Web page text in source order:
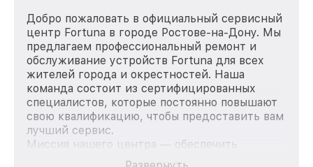
Добро пожаловать в официальный сервисный
центр Fortuna в городе Ростове-на-Дону. Мы
предлагаем профессиональный ремонт и
обслуживание устройств Fortuna для всех
жителей города и окрестностей. Наша
команда состоит из сертифицированных
специалистов, которые постоянно повышают
свою квалификацию, чтобы предоставить вам
лучший сервис.
Миссия нашего центра — обеспечить
качественный и доступный ремонт для